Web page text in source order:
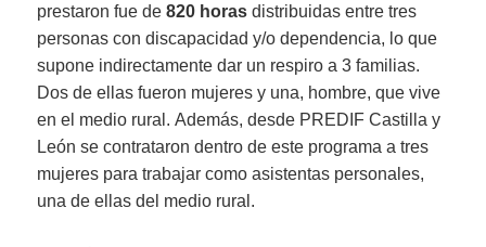
prestaron fue de820 horas distribuidas entre tres
personas con discapacidad y/o dependencia, lo que
supone indirectamente dar un respiro a 3 familias.
Dos de ellas fueron mujeres y una, hombre, que vive
en el medio rural. Además, desde PREDIF Castilla y
León se contrataron dentro de este programa a tres
mujeres para trabajar como asistentas personales,
una de ellas del medio rural.